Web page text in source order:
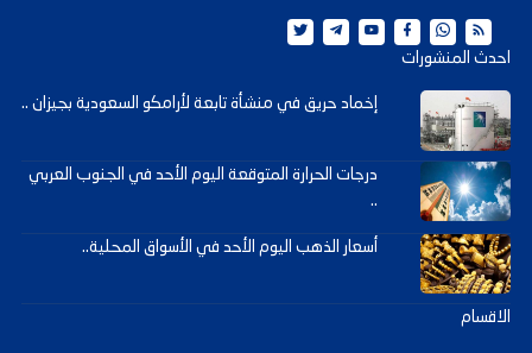
احدث المنشورات
إخماد حريق في منشأة تابعة لأرامكو السعودية بجيزان ..
درجات الحرارة المتوقعة اليوم الأحد في الجنوب العربي
..
أسعار الذهب اليوم الأحد في الأسواق المحلية..
الاقسام